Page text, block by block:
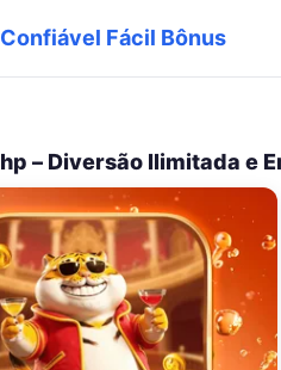
Confiável Fácil Bônus
– Diversão Ilimitada e